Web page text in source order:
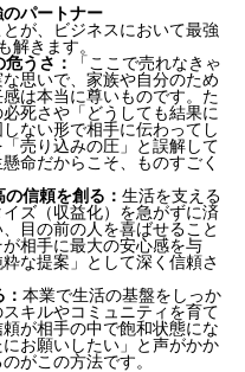
パートナー
が、ビジネスにおいて最強
解きます。
うさ：
「ここで売れなきゃ
思いで、家族や自分のため
は本当に尊いものです。た
死さや「どうしても結果に
ない形で相手に伝わってし
売り込みの圧」と誤解して
命だからこそ、ものすごく
信頼を創る： 生活を支える
ズ（収益化）を急がずに済
目の前の人を喜ばせること
相手に最大の安心感を与
な提案」として深く信頼さ
本業で生活の基盤をしっか
キルやコミュニティを育て
が相手の中で飽和状態にな
お願いしたい」と声がかか
がこの方法です。